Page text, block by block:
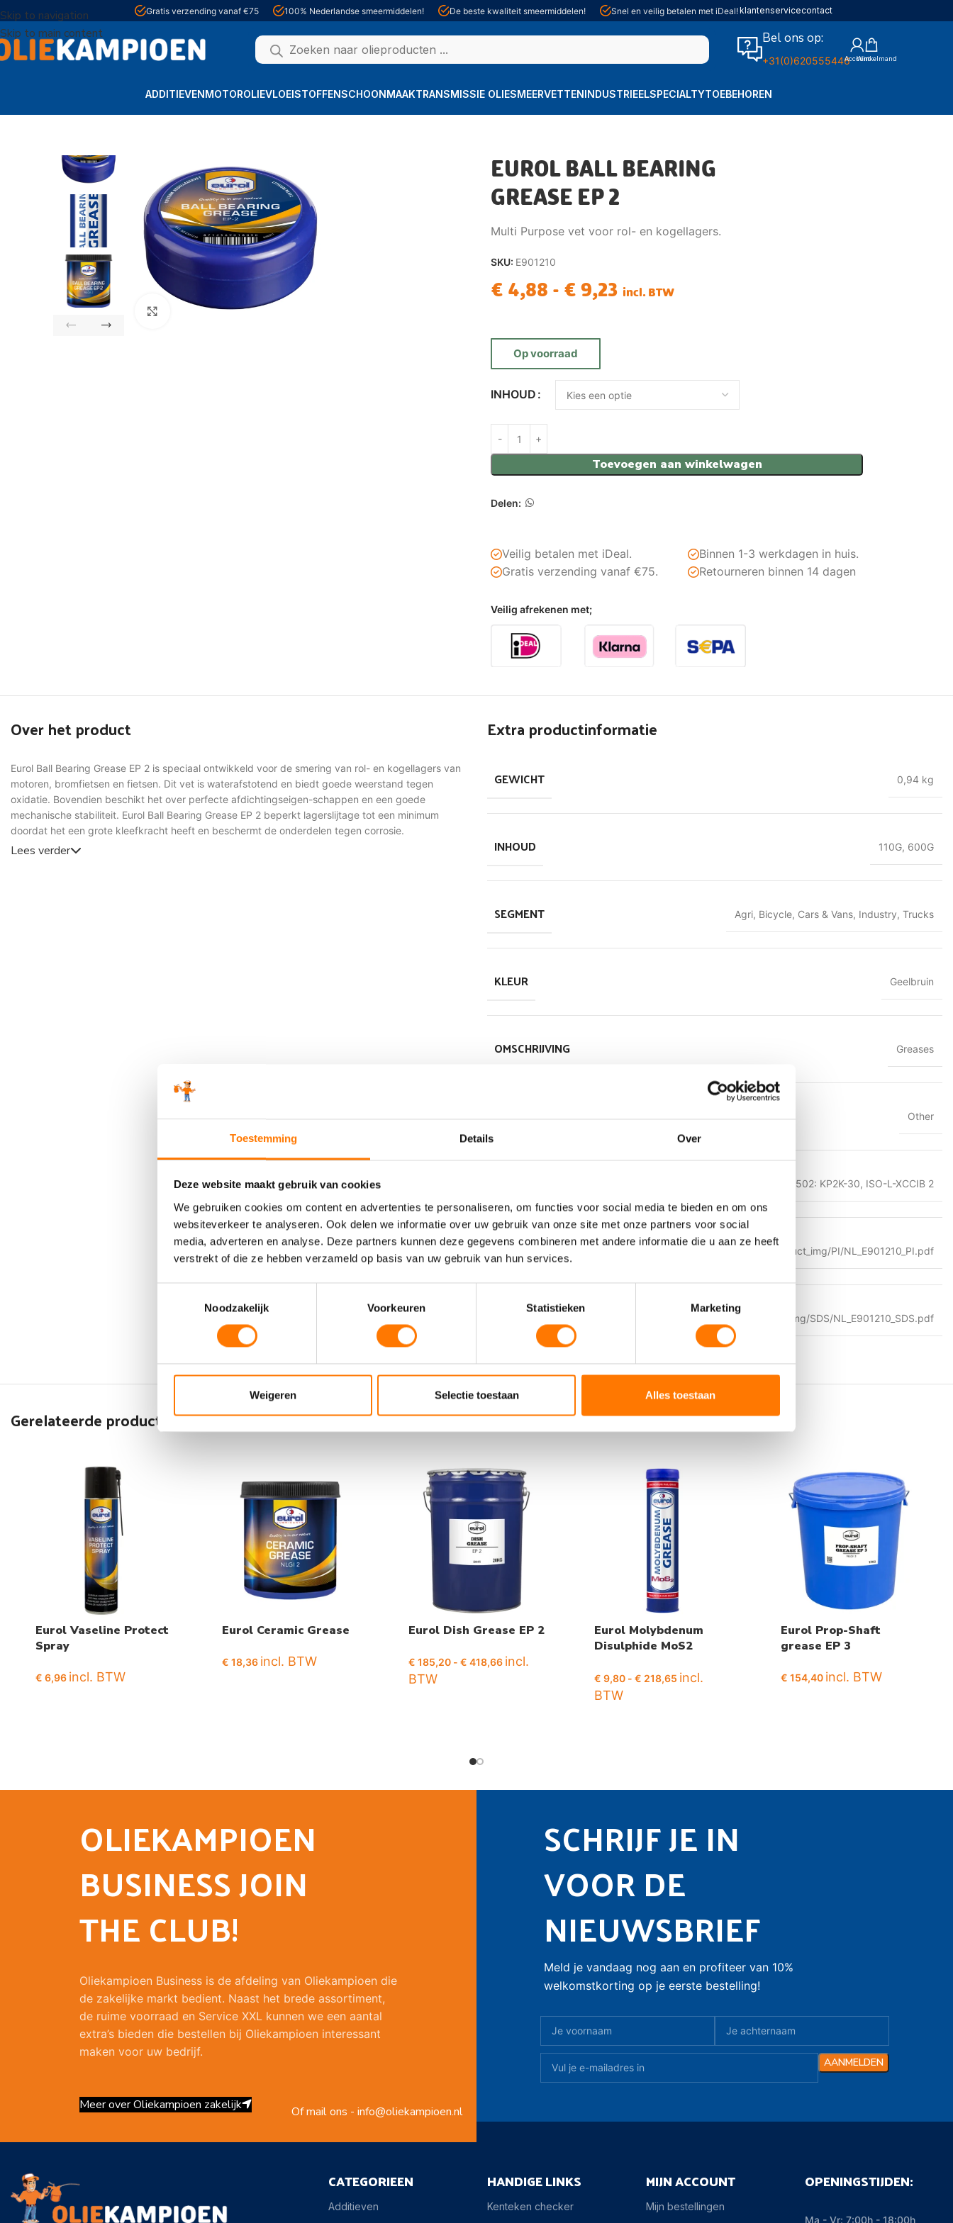
Toestemming Details Over
Deze website maakt gebruik van cookies
We gebruiken cookies om content en advertenties te personaliseren, om functies voor social media te bieden en om ons
websiteverkeer te analyseren. Ook delen we informatie over uw gebruik van onze site met onze partners voor social
media, adverteren en analyse. Deze partners kunnen deze gegevens combineren met andere informatie die u aan ze heeft
verstrekt of die ze hebben verzameld op basis van uw gebruik van hun services.
Noodzakelijk
Voorkeuren Statistieken Marketing
Weigeren Selectie toestaan Alles toestaan
Skip to navigation
Skip to main content
Gratis verzending vanaf €75 100% Nederlandse smeermiddelen! De beste kwaliteit smeermiddelen! Snel en veilig betalen met iDeal!klantenservicecontact
Bel ons op:
+31(0)620555446
ADDITIEVENMOTOROLIEVLOEISTOFFENSCHOONMAAKTRANSMISSIE OLIESMEERVETTENINDUSTRIEELSPECIALTYTOEBEHOREN
Click to enlarge
EUROL BALL BEARING
GREASE EP 2
Multi Purpose vet voor rol- en kogellagers.
SKU: E901210
€ 4,88 - € 9,23 incl. BTW
Op voorraad
INHOUD
Toevoegen aan winkelwagen
Delen:
Veilig betalen met iDeal.
Gratis verzending vanaf €75.
Binnen 1-3 werkdagen in huis.
Retourneren binnen 14 dagen
Veilig afrekenen met;
Over het product
Eurol Ball Bearing Grease EP 2 is speciaal ontwikkeld voor de smering van rol- en kogellagers van
motoren, bromfietsen en fietsen. Dit vet is waterafstotend en biedt goede weerstand tegen
oxidatie. Bovendien beschikt het over perfecte afdichtingseigen-schappen en een goede
mechanische stabiliteit. Eurol Ball Bearing Grease EP 2 beperkt lagerslijtage tot een minimum
doordat het een grote kleefkracht heeft en beschermt de onderdelen tegen corrosie.
Lees verder
Extra productinformatie
GEWICHT 0,94 kg
INHOUD 110G, 600G
SEGMENT Agri, Bicycle, Cars & Vans, Industry, Trucks
KLEUR Geelbruin
OMSCHRIJVING Greases
SAMENSTELLING Other
DIN 51502: KP2K-30, ISO-L-XCCIB 2
PI-BLADEN https://eurol.com/product_img/PI/NL_E901210_PI.pdf
VEILIGHEIDSBLADEN https://eurol.com/product_img/SDS/NL_E901210_SDS.pdf
Gerelateerde producten
Eurol Vaseline Protect
Spray
€ 6,96 incl. BTW
Eurol Ceramic Grease
€ 18,36 incl. BTW
Eurol Dish Grease EP 2
€ 185,20 - € 418,66 incl.
BTW
Eurol Molybdenum
Disulphide MoS2
€ 9,80 - € 218,65 incl.
BTW
Eurol Prop-Shaft
grease EP 3
€ 154,40 incl. BTW
OLIEKAMPIOEN
BUSINESS JOIN
THE CLUB!
Oliekampioen Business is de afdeling van Oliekampioen die
de zakelijke markt bedient. Naast het brede assortiment,
de ruime voorraad en Service XXL kunnen we een aantal
extra’s bieden die bestellen bij Oliekampioen interessant
maken voor uw bedrijf.
Meer over Oliekampioen zakelijk Of mail ons - info@oliekampioen.nl
SCHRIJF JE IN
VOOR DE
NIEUWSBRIEF
Meld je vandaag nog aan en profiteer van 10%
welkomstkorting op je eerste bestelling!
CATEGORIEEN
Additieven
HANDIGE LINKS
Kenteken checker
MIJN ACCOUNT
Mijn bestellingen
OPENINGSTIJDEN:
Ma - Vr: 7:00h - 18:00h